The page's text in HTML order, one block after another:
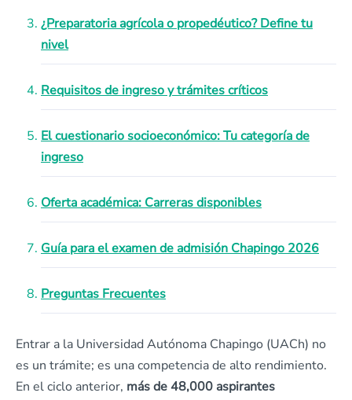
¿Preparatoria agrícola o propedéutico? Define tu
nivel
Requisitos de ingreso y trámites críticos
El cuestionario socioeconómico: Tu categoría de
ingreso
Oferta académica: Carreras disponibles
Guía para el examen de admisión Chapingo 2026
Preguntas Frecuentes
Entrar a la Universidad Autónoma Chapingo (UACh) no
es un trámite; es una competencia de alto rendimiento.
En el ciclo anterior, más de 48,000 aspirantes